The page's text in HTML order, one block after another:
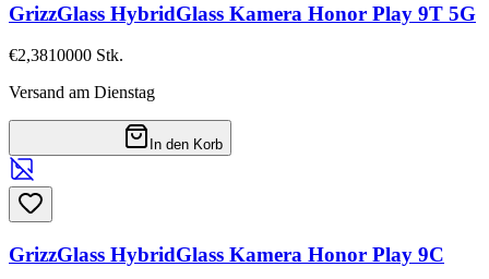
GrizzGlass HybridGlass Kamera Honor Play 9T 5G
€2,3810000 Stk.
Versand am Dienstag
In den Korb
GrizzGlass HybridGlass Kamera Honor Play 9C